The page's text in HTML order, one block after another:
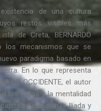
de una cultura
restos visibles más
de Creta, BERNARDO
los mecanismos que se
paradigma basado en
En lo que representa
DE OCCIDENTE, el autor
los mitos y la mentalidad
que son la Ilíada y